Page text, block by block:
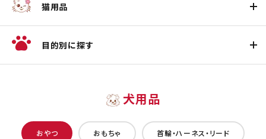
猫用品
目的別に探す
犬用品
おやつ おもちゃ 首輪・ハーネス・リード